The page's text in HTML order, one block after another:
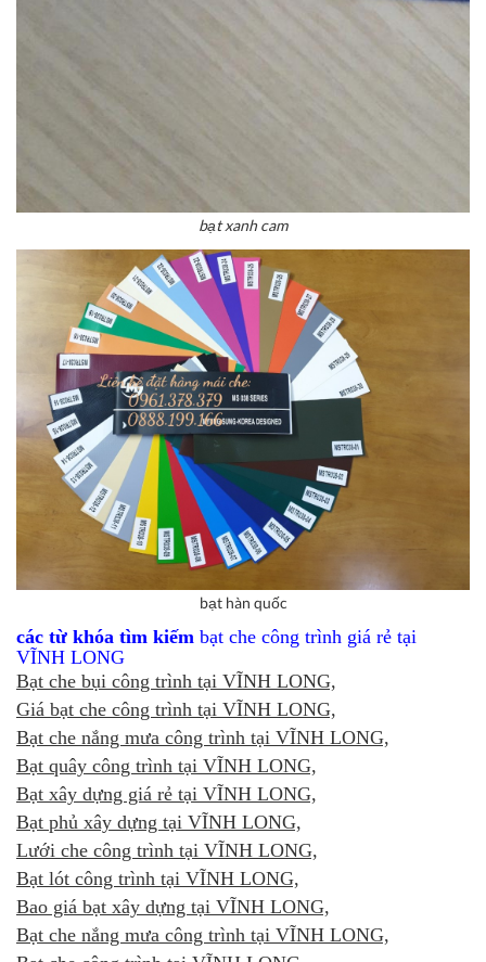
bạt xanh cam
bạt hàn quốc
các từ khóa tìm kiếm bạt che công trình giá rẻ tại
VĨNH LONG
Bạt che bụi công trình tại VĨNH LONG,
Giá bạt che công trình tại VĨNH LONG,
Bạt che nắng mưa công trình tại VĨNH LONG,
Bạt quây công trình tại VĨNH LONG,
Bạt xây dựng giá rẻ tại VĨNH LONG,
Bạt phủ xây dựng tại VĨNH LONG,
Lưới che công trình tại VĨNH LONG,
Bạt lót công trình tại VĨNH LONG,
Bao giá bạt xây dựng tại VĨNH LONG,
Bạt che nắng mưa công trình tại VĨNH LONG,